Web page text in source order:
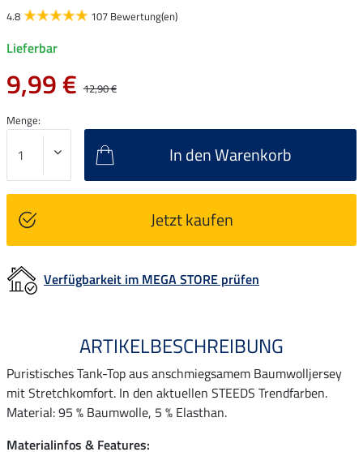
4.8 107 Bewertung(en)
Lieferbar
9,99 € 12,90 €
Menge:
In den Warenkorb
Jetzt kaufen
Verfügbarkeit im MEGA STORE prüfen
ARTIKELBESCHREIBUNG
Puristisches Tank-Top aus anschmiegsamem Baumwolljersey
mit Stretchkomfort. In den aktuellen STEEDS Trendfarben.
Material: 95 % Baumwolle, 5 % Elasthan.
Materialinfos & Features: